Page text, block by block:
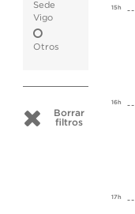
Sede
Vigo
Otros
Borrar
filtros
15h
16h
17h